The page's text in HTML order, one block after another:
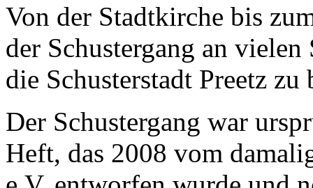
Von der Stadtkirche bis
der Schustergang an
die Schusterstadt Preetz zu
Der Schustergang war
Heft, das 2008 vom